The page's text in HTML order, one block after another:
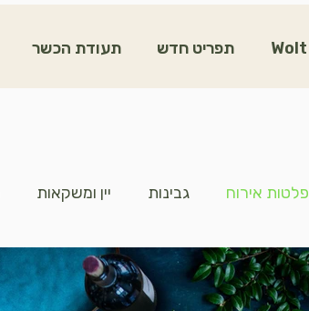
Wolt תפריט חדש תעודת הכשר
אירוח גבינות יין ומשקאות